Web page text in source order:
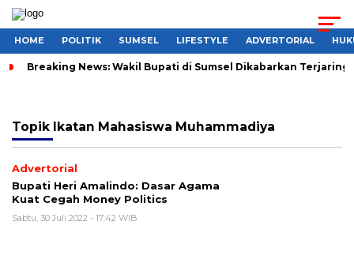
HOME POLITIK SUMSEL LIFESTYLE ADVERTORIAL
Breaking News: Wakil Bupati di Sumsel Dikabarkan Terjaring
Topik Ikatan Mahasiswa Muhammadiya
Advertorial
Bupati Heri Amalindo: Dasar Agama
Kuat Cegah Money Politics
Sabtu, 30 Juli 2022 - 17:42 WIB